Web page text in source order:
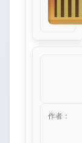
作者：